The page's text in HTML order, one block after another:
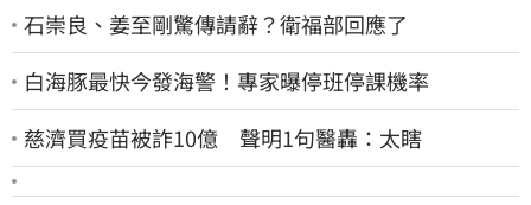
石崇良、姜至剛驚傳請辭？衛福部回應了
白海豚最快今發海警！專家曝停班停課機率
慈濟買疫苗被詐10億 聲明1句醫轟：太瞎